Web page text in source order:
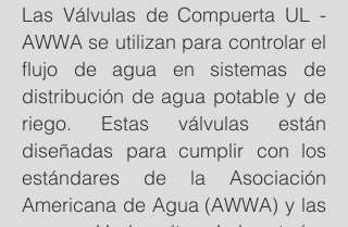
Las Válvulas de Compuerta UL -
AWWA se utilizan para controlar el
flujo de agua en sistemas de
distribución de agua potable y de
riego. Estas válvulas están
diseñadas para cumplir con los
estándares de la Asociación
Americana de Agua (AWWA) y las